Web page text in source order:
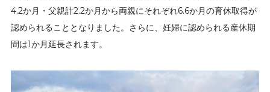
4.2か月・父親計2.2か月から両親にそれぞれ6.6か月の育休取得が
認められることとなりました。さらに、妊婦に認められる産休期
間は1か月延長されます。